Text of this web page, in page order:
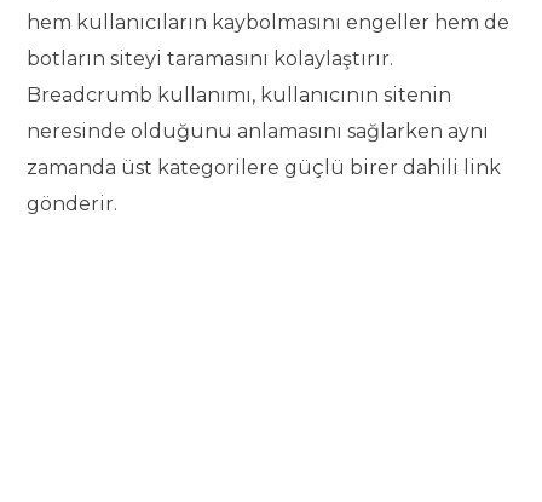
hem kullanıcıların kaybolmasını engeller hem de
botların siteyi taramasını kolaylaştırır.
Breadcrumb kullanımı, kullanıcının sitenin
neresinde olduğunu anlamasını sağlarken aynı
zamanda üst kategorilere güçlü birer dahili link
gönderir.